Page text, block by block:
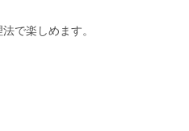
で楽しめます。